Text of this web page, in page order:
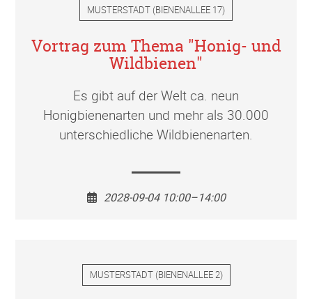
MUSTERSTADT (BIENENALLEE 17)
Vortrag zum Thema "Honig- und
Wildbienen"
Es gibt auf der Welt ca. neun
Honigbienenarten und mehr als 30.000
unterschiedliche Wildbienenarten.
2028-09-04 10:00–14:00
MUSTERSTADT(BIENENALLEE 2)